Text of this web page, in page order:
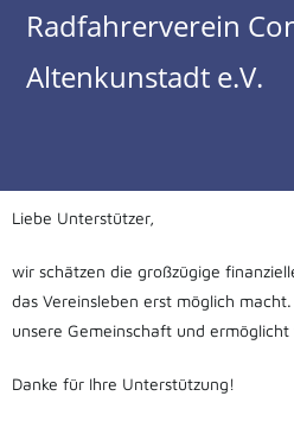
Radfahrerverein
Altenkunstadt e.V.
Liebe Unterstützer,
wir schätzen die großzügige
das Vereinsleben erst möglich
unsere Gemeinschaft und
Danke für Ihre Unterstützung!